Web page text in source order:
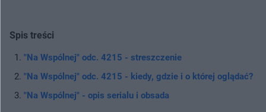
Spis treści
"Na Wspólnej" odc. 4215 - streszczenie
"Na Wspólnej" odc. 4215 - kiedy, gdzie i o której oglądać?
"Na Wspólnej" - opis serialu i obsada